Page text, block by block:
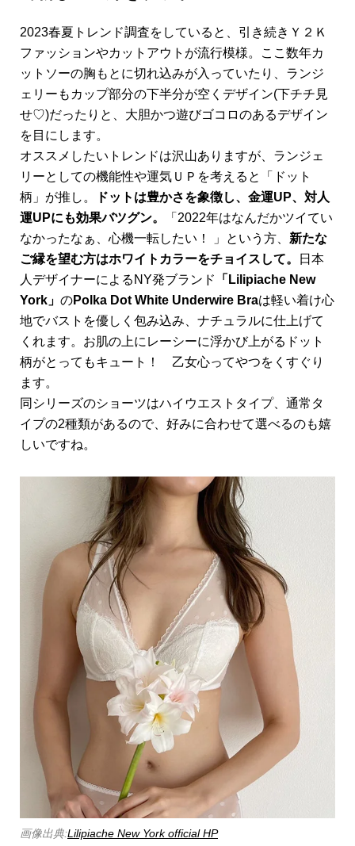
2023春夏トレンド調査をしていると、引き続きＹ２Ｋ
ファッションやカットアウトが流行模様。ここ数年カ
ットソーの胸もとに切れ込みが入っていたり、ランジ
ェリーもカップ部分の下半分が空くデザイン(下チチ見
せ♡)だったりと、大胆かつ遊びゴコロのあるデザイン
を目にします。
オススメしたいトレンドは沢山ありますが、ランジェ
リーとしての機能性や運気ＵＰを考えると「ドット
柄」が推し。
ドットは豊かさを象徴し、金運UP、対人
運UPにも効果バツグン。
「2022年はなんだかツイてい
なかったなぁ、心機一転したい！ 」という方、 新たな
ご縁を望む方はホワイトカラーをチョイスして。
日本
人デザイナーによるNY発ブランド
「Lilipiache New
York」 のPolka Dot White Underwire Braは軽い着け心
地でバストを優しく包み込み、ナチュラルに仕上げて
くれます。お肌の上にレーシーに浮かび上がるドット
柄がとってもキュート！ 乙女心ってやつをくすぐり
ます。
同シリーズのショーツはハイウエストタイプ、通常タ
イプの2種類があるので、好みに合わせて選べるのも嬉
しいですね。
画像出典:Lilipiache New York official HP